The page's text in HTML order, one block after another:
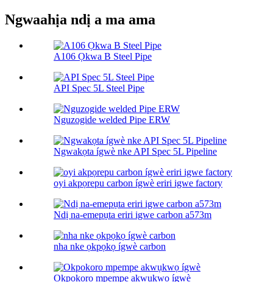
Ngwaahịa ndị a ma ama
A106 Ọkwa B Steel Pipe
API Spec 5L Steel Pipe
Nguzogide welded Pipe ERW
Ngwakọta ígwè nke API Spec 5L Pipeline
oyi akpọrepu carbon ígwè eriri igwe factory
Ndị na-emepụta eriri igwe carbon a573m
nha nke ọkpọkọ ígwè carbon
Okpokoro mpempe akwụkwọ ígwè